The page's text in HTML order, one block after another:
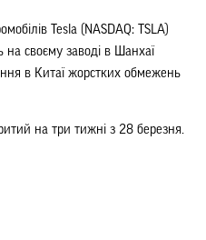
Tesla (NASDAQ: TSLA)
на своєму заводі в Шанхаї
в Китаї жорстких обмежень
на три тижні з 28 березня.